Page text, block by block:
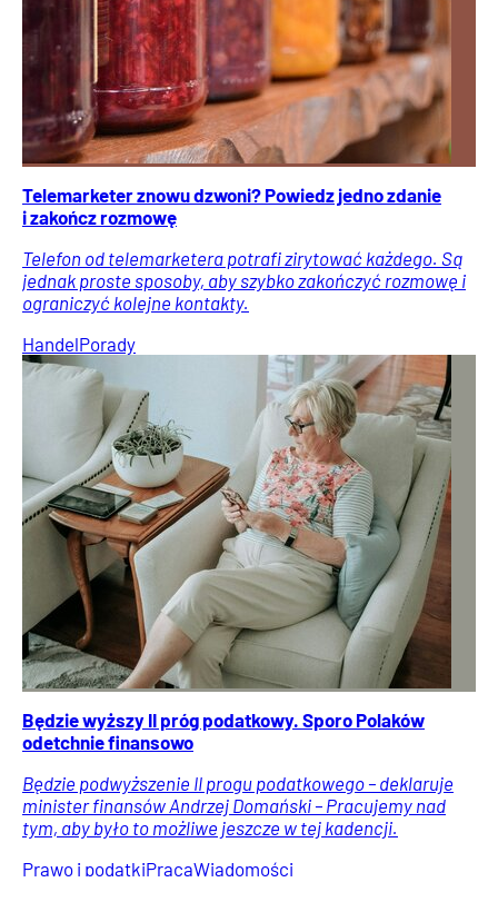
Telemarketer znowu dzwoni? Powiedz jedno zdanie
i zakończ rozmowę
Telefon od telemarketera potrafi zirytować każdego. Są
jednak proste sposoby, aby szybko zakończyć rozmowę i
ograniczyć kolejne kontakty.
HandelPorady
Będzie wyższy II próg podatkowy. Sporo Polaków
odetchnie finansowo
Będzie podwyższenie II progu podatkowego – deklaruje
minister finansów Andrzej Domański – Pracujemy nad
tym, aby było to możliwe jeszcze w tej kadencji.
Prawo i podatkiPracaWiadomości